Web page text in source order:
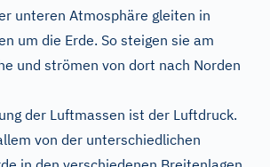
unteren Atmosphäre gleiten in
um die Erde. So steigen sie am
und strömen von dort nach Norden
der Luftmassen ist der Luftdruck.
von der unterschiedlichen